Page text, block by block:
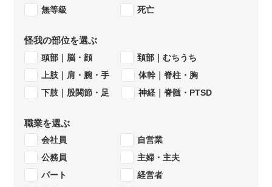
無等級 死亡
怪我の部位を選ぶ
頭部｜脳・顔
頚部｜むちうち
上肢｜肩・腕・手
体幹｜脊柱・胸
下肢｜股関節・足
神経｜脊髄・PTSD
職業を選ぶ
会社員
自営業
公務員
主婦・主夫
パート
経営者